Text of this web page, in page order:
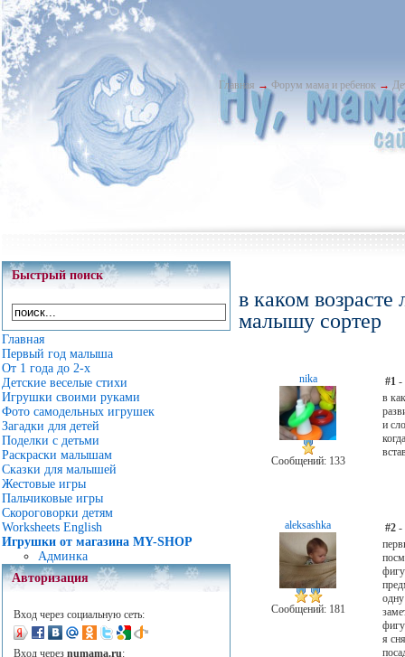
Главная → Форум мама и ребенок →
Быстрый поиск
Главная
Первый год малыша
От 1 года до 2-х
Детские веселые стихи
Игрушки своими руками
Фото самодельных игрушек
Загадки для детей
Поделки с детьми
Раскраски малышам
Сказки для малышей
Жестовые игры
Пальчиковые игры
Скороговорки детям
Worksheets English
Игрушки от магазина MY-SHOP
Админка
Авторизация
Вход через социальную сеть:
Вход через numama.ru:
в каком
малышу сортер
nika
Сообщений: 133
#1 -
в
и
aleksashka
Сообщений: 181
#2-
я